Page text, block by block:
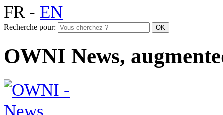
FR- EN
Recherche pour:
OWNI News,